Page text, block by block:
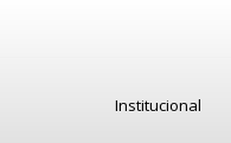
Institucional